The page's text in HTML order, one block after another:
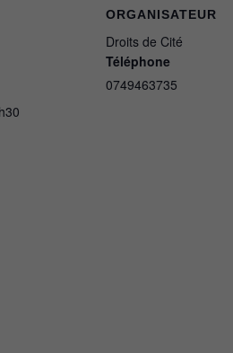
ORGANISATEUR
Droits de Cité
Téléphone
0749463735